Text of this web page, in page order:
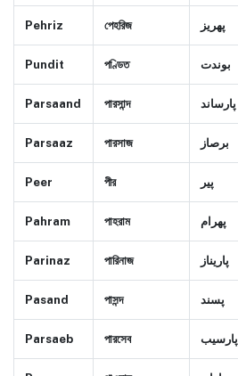
Pehriz পেহরিজ پهريز
Pundit পণ্ডিত بوندت
Parsaand পারসান্দ پارساند
Parsaaz পারসাজ برصاز
Peer পীর پير
Pahram পাহরাম پهرام
Parinaz পারিনাজ پاريناز
Pasand পাসন্দ پسند
Parsaeb পারসেব پارسيب